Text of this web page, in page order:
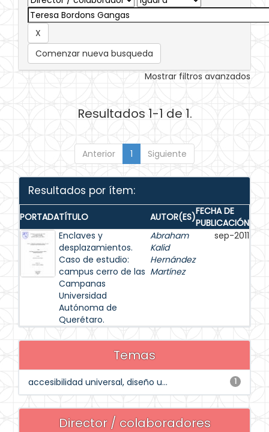
Comenzar nueva busqueda
Mostrar filtros avanzados
Resultados 1-1 de 1.
Anterior 1 Siguiente
Resultados por ítem:
PORTADATÍTULO AUTOR(ES)FECHA DE
PUBLICACIÓN
Enclaves y
desplazamientos.
Caso de estudio:
campus cerro de las
Campanas
Universidad
Autónoma de
Querétaro.
Abraham
Kalid
Hernández
Martínez
sep-2011
Temas
1
accesibilidad universal, diseño u...
Director / colaboradores